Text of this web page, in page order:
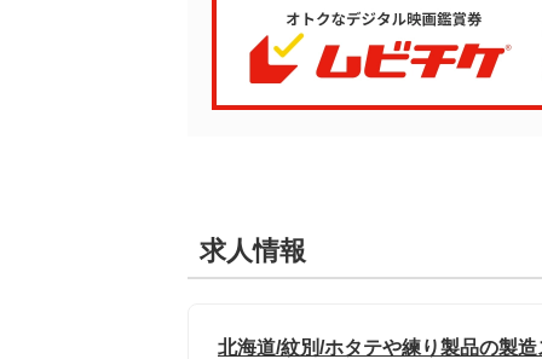
求人情報
北海道/紋別/ホタテや練り製品の製